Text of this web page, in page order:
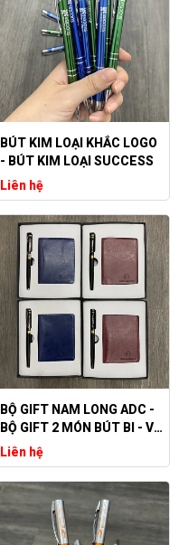
BÚT KIM LOẠI KHẮC LOGO
- BÚT KIM LOẠI SUCCESS
Liên hệ
BỘ GIFT NAM LONG ADC -
BỘ GIFT 2 MÓN BÚT BI - VÍ
DA PU
Liên hệ